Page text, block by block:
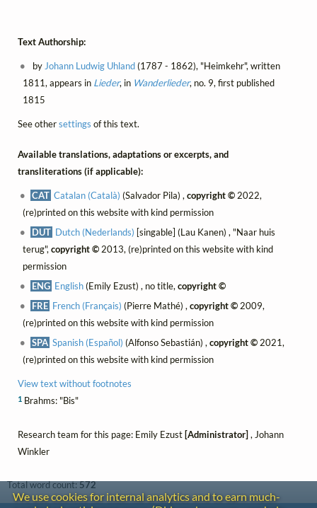
Text Authorship:
by Johann Ludwig Uhland(1787 - 1862), "Heimkehr", written
1811, appears in Lieder, in Wanderlieder, no. 9, first published
1815
See othersettings of this text.
Available translations, adaptations or excerpts, and
transliterations (if applicable):
CAT Catalan (Català) (Salvador Pila) ,copyright © 2022,
(re)printed on this website with kind permission
DUT Dutch (Nederlands) [singable] (Lau Kanen) , "Naar huis
terug", copyright ©2013, (re)printed on this website with kind
permission
ENG English(Emily Ezust) , no title,copyright ©
FRE French (Français) (Pierre Mathé) ,copyright © 2009,
(re)printed on this website with kind permission
SPA Spanish (Español) (Alfonso Sebastián) ,copyright © 2021,
(re)printed on this website with kind permission
View text without footnotes
1Brahms: "Bis"
Research team for this page: Emily Ezust [Administrator] , Johann
Winkler
Total word count:572
We use cookies for internal analytics and to earn much-